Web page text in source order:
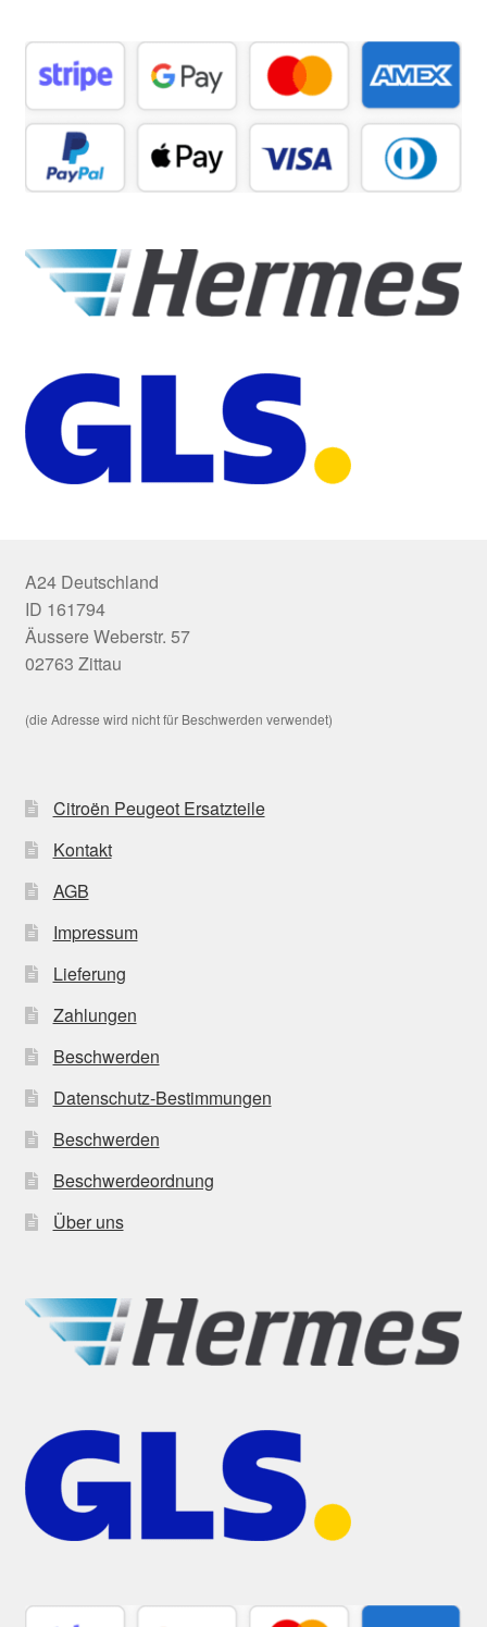
A24 Deutschland
ID 161794
Äussere Weberstr. 57
02763 Zittau
(die Adresse wird nicht für Beschwerden verwendet)
Citroën Peugeot Ersatzteile
Kontakt
AGB
Impressum
Lieferung
Zahlungen
Beschwerden
Datenschutz-Bestimmungen
Beschwerden
Beschwerdeordnung
Über uns